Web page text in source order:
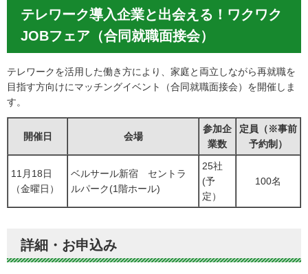
テレワーク導入企業と出会える！ワクワク
JOBフェア（合同就職面接会）
テレワークを活用した働き方により、家庭と両立しながら再就職を
目指す方向けにマッチングイベント（合同就職面接会）を開催しま
す。
開催日 会場
参加企
業数
定員（※事前
予約制）
11月18日
（金曜日）
ベルサール新宿 セントラ
ルパーク(1階ホール)
25社
(予
定）
100名
詳細・お申込み